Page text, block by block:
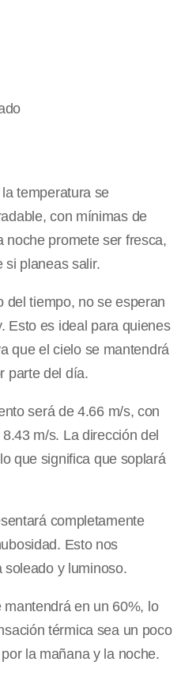
temperatura se
con mínimas de
noche promete ser fresca,
si planeas salir.
del tiempo, no se esperan
Esto es ideal para quienes
que el cielo se mantendrá
parte del día.
será de 4.66 m/s, con
m/s. La dirección del
que significa que soplará
completamente
Esto nos
soleado y luminoso.
mantendrá en un 60%, lo
térmica sea un poco
la mañana y la noche.